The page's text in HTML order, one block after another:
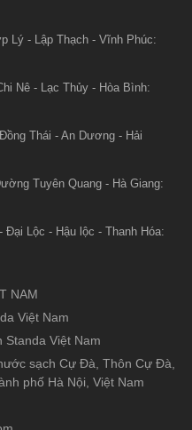
Lý - Lập Thạch - Vĩnh Phúc:
Nê - Lạc Thủy - Hòa Bình:
Thái - An Dương - Hải
Tuyên Quang - Hà Giang:
Lộc - Hậu lộc - Thanh Hóa:
NAM
Việt Nam
Việt Nam
sạch Cự Đà, Thôn Cự Đà,
phố Hà Nội, Việt Nam